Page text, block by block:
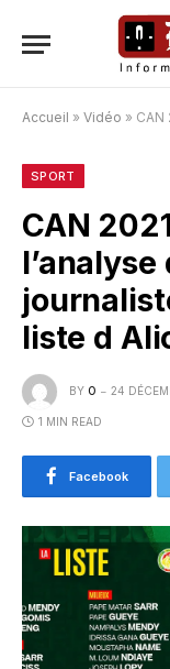
Accueil » Vidéo » CAN
SPORT
CAN
liste d
BY O 24
1 MIN READ
Facebook